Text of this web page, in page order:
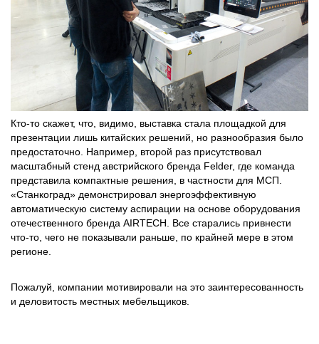
Кто-то скажет, что, видимо, выставка стала площадкой для
презентации лишь китайских решений, но разнообразия было
предостаточно. Например, второй раз присутствовал
масштабный стенд австрийского бренда Felder, где команда
представила компактные решения, в частности для МСП.
«Станкоград» демонстрировал энергоэффективную
автоматическую систему аспирации на основе оборудования
отечественного бренда AIRTECH. Все старались привнести
что-то, чего не показывали раньше, по крайней мере в этом
регионе.
Пожалуй, компании мотивировали на это заинтересованность
и деловитость местных мебельщиков.